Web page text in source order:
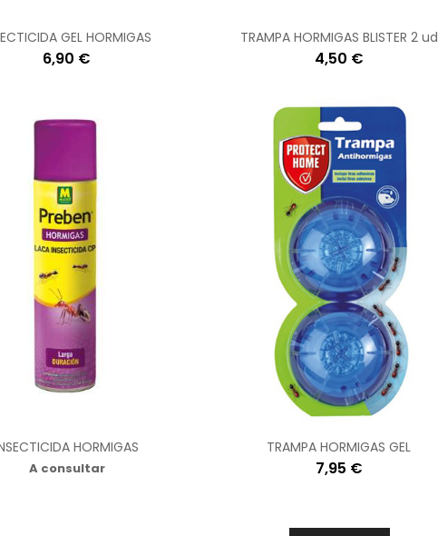
GEL HORMIGAS
6,90 €
TRAMPA HORMIGAS BLISTER 2 ud
4,50 €
HORMIGAS
A consultar
TRAMPA HORMIGAS GEL
7,95 €